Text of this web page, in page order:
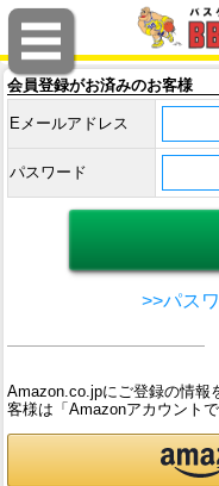
会員登録がお済みのお客様
Eメールアドレス
パスワード
>>パス
Amazon.co.jpにご登録の情報
客様は「Amazonアカウント